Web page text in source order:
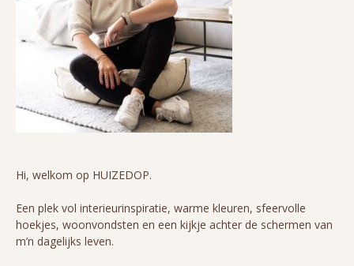
Hi, welkom op HUIZEDOP.
Een plek vol interieurinspiratie, warme kleuren, sfeervolle
hoekjes, woonvondsten en een kijkje achter de schermen van
m’n dagelijks leven.